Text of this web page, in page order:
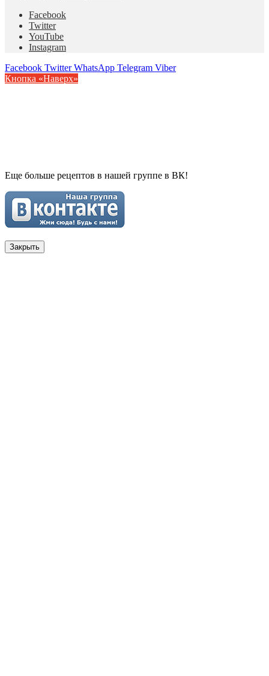
Facebook
Twitter
YouTube
Instagram
Facebook Twitter WhatsApp Telegram Viber
Кнопка «Наверх»
Еще больше рецептов в нашей группе в ВК!
Закрыть